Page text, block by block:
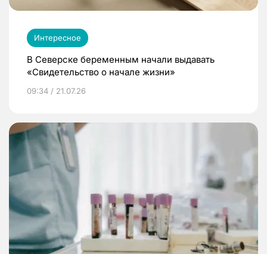
Интересное
В Северске беременным начали выдавать
«Свидетельство о начале жизни»
09:34 / 21.07.26